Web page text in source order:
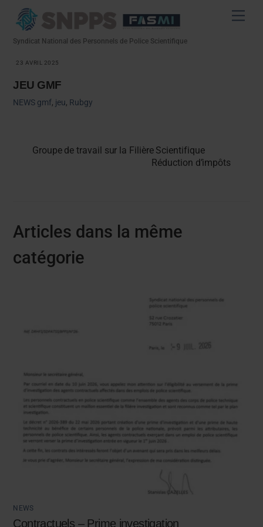
Syndicat National des Personnels de Police Scientifique
23 AVRIL 2025
JEU GMF
NEWS gmf, jeu, Rubgy
Groupe de travail sur la Filière Scientifique
Réduction d’impôts
Articles dans la même
catégorie
NEWS
Contractuels – Prime investigation